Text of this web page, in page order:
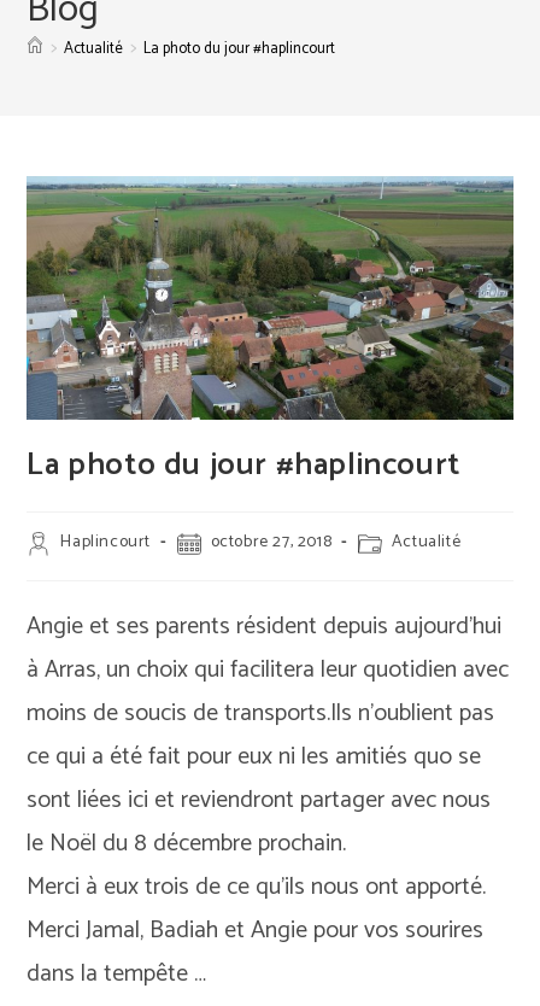
> Actualité > La photo du jour #haplincourt
La photo du jour #haplincourt
Auteur/autrice
de
Haplincourt
Publication
publiée :
octobre 27, 2018
Post Actualité
Angie et ses parents résident depuis aujourd’hui
à Arras, un choix qui facilitera leur quotidien avec
moins de soucis de transports.Ils n’oublient pas
ce qui a été fait pour eux ni les amitiés quo se
sont liées ici et reviendront partager avec nous
le Noël du 8 décembre prochain.
Merci à eux trois de ce qu’ils nous ont apporté.
Merci Jamal, Badiah et Angie pour vos sourires
dans la tempête …